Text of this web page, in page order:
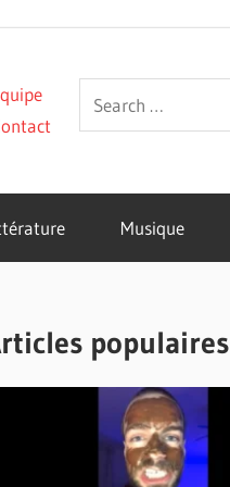
Search
for:
Musique
populaires